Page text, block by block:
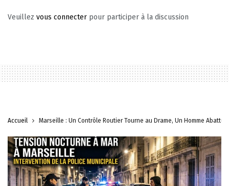
Veuillez vous connecter pour participer à la discussion
Accueil Marseille : Un Contrôle Routier Tourne au Drame, Un Homme Abattu